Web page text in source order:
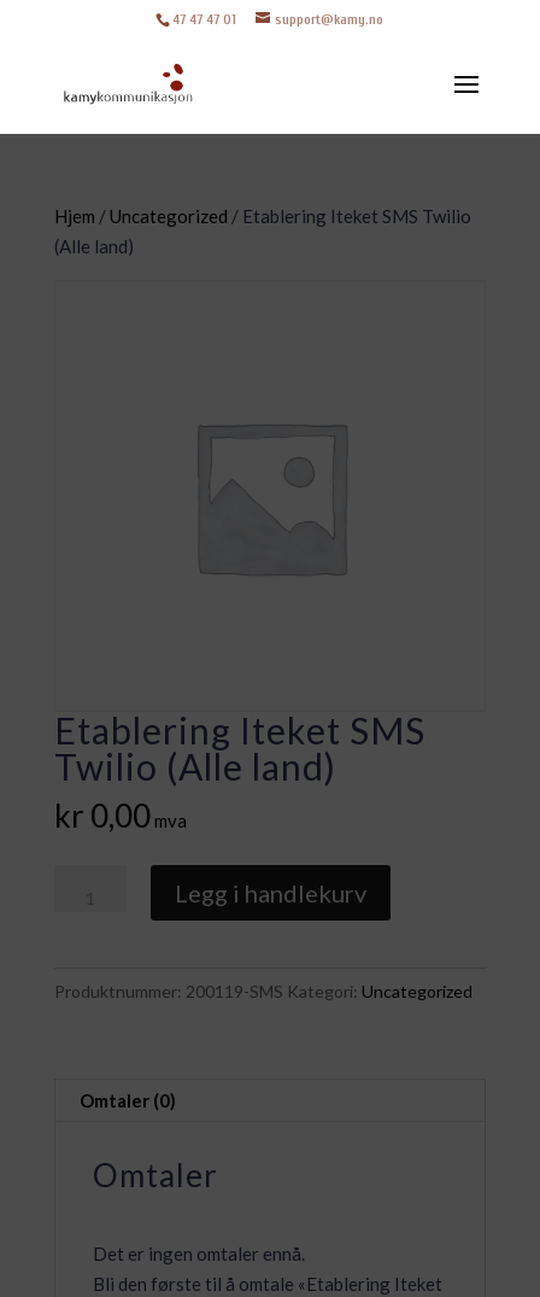
47 47 47 01 support@kamy.no
Hjem / Uncategorized / Etablering Iteket SMS Twilio
(Alle land)
Etablering Iteket SMS
Twilio (Alle land)
kr 0,00 mva
Iteket
(Alle
Legg i handlekurv
Produktnummer: 200119-SMS Kategori: Uncategorized
Omtaler (0)
Omtaler
Det er ingen omtaler ennå.
Bli den første til å omtale «Etablering Iteket